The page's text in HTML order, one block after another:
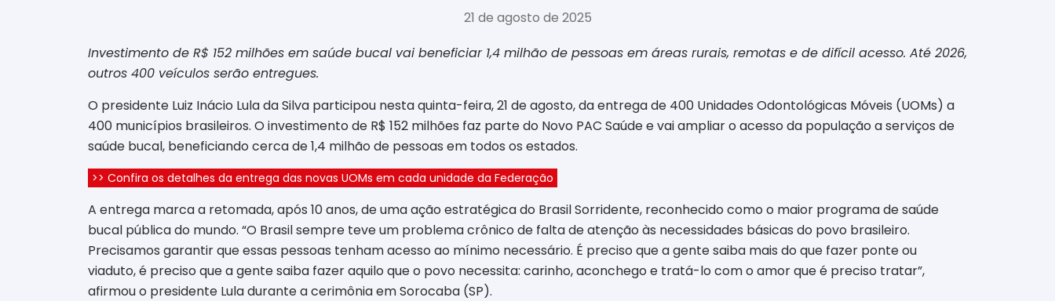
21 de agosto de 2025
Investimento de R$ 152 milhões em saúde bucal vai beneficiar 1,4 milhão de pessoas em áreas rurais, remotas e de difícil acesso. Até 2026,
outros 400 veículos serão entregues.
O presidente Luiz Inácio Lula da Silva participou nesta quinta-feira, 21 de agosto, da entrega de 400 Unidades Odontológicas Móveis (UOMs) a
400 municípios brasileiros. O investimento de R$ 152 milhões faz parte do Novo PAC Saúde e vai ampliar o acesso da população a serviços de
saúde bucal, beneficiando cerca de 1,4 milhão de pessoas em todos os estados.
>> Confira os detalhes da entrega das novas UOMs em cada unidade da Federação
A entrega marca a retomada, após 10 anos, de uma ação estratégica do Brasil Sorridente, reconhecido como o maior programa de saúde
bucal pública do mundo. “O Brasil sempre teve um problema crônico de falta de atenção às necessidades básicas do povo brasileiro.
Precisamos garantir que essas pessoas tenham acesso ao mínimo necessário. É preciso que a gente saiba mais do que fazer ponte ou
viaduto, é preciso que a gente saiba fazer aquilo que o povo necessita: carinho, aconchego e tratá-lo com o amor que é preciso tratar”,
afirmou o presidente Lula durante a cerimônia em Sorocaba (SP).